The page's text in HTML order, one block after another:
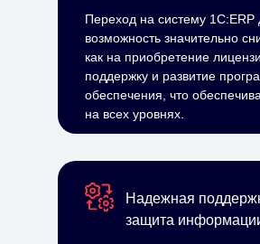
Переход на систему 1С:ERP
возможность значительно
как на приобретение
поддержку и развитие
обеспечения, что
на всех уровнях.
Надежная
защита